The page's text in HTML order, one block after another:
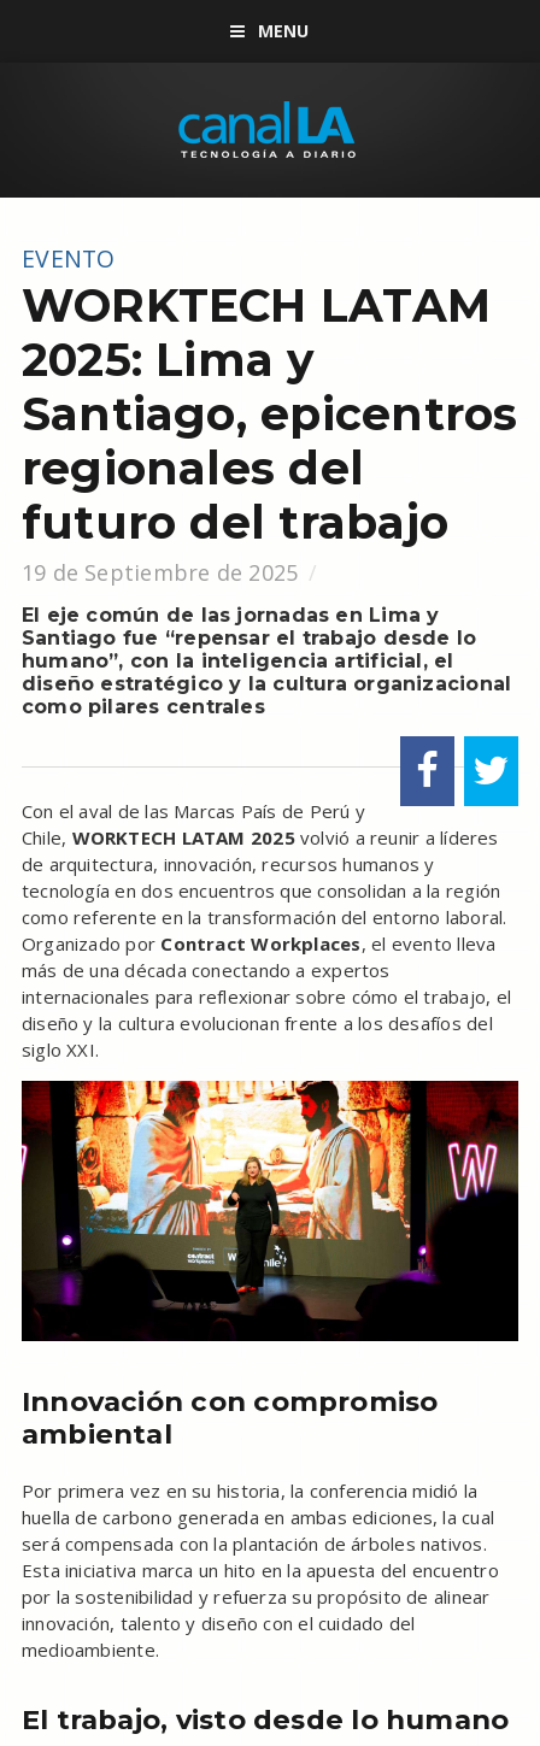
MENU
EVENTO
WORKTECH LATAM
2025: Lima y
Santiago, epicentros
regionales del
futuro del trabajo
19 de Septiembre de 2025
El eje común de las jornadas en Lima y
Santiago fue “repensar el trabajo desde lo
humano”, con la inteligencia artificial, el
diseño estratégico y la cultura organizacional
como pilares centrales
Con el aval de las Marcas País de Perú y
Chile, WORKTECH LATAM 2025volvió a reunir a líderes
de arquitectura, innovación, recursos humanos y
tecnología en dos encuentros que consolidan a la región
como referente en la transformación del entorno laboral.
Organizado por Contract Workplaces, el evento lleva
más de una década conectando a expertos
internacionales para reflexionar sobre cómo el trabajo, el
diseño y la cultura evolucionan frente a los desafíos del
siglo XXI.
Innovación con compromiso
ambiental
Por primera vez en su historia, la conferencia midió la
huella de carbono generada en ambas ediciones, la cual
será compensada con la plantación de árboles nativos.
Esta iniciativa marca un hito en la apuesta del encuentro
por la sostenibilidad y refuerza su propósito de alinear
innovación, talento y diseño con el cuidado del
medioambiente.
El trabajo, visto desde lo humano